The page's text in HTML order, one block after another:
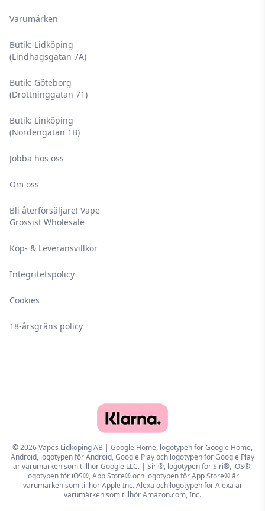
Varumärken
Butik: Lidköping
(Lindhagsgatan 7A)
Butik: Göteborg
(Drottninggatan 71)
Butik: Linköping
(Nordengatan 1B)
Jobba hos oss
Om oss
Bli återförsäljare! Vape
Grossist Wholesale
Köp- & Leveransvillkor
Integritetspolicy
Cookies
18-årsgräns policy
© 2026 Vapes Lidköping AB | Google Home, logotypen för Google Home,
Android, logotypen för Android, Google Play och logotypen för Google Play
är varumärken som tillhör Google LLC. | Siri®, logotypen för Siri®, iOS®,
logotypen för iOS®, App Store® och logotypen för App Store® är
varumärken som tillhör Apple Inc. Alexa och logotypen för Alexa är
varumärken som tillhör Amazon.com, Inc.